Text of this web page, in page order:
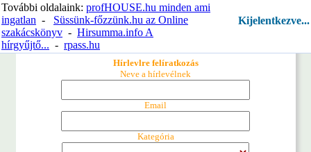
További oldalaink: profHOUSE.hu minden ami
ingatlan - Süssünk-főzzünk.hu az Online
szakácskönyv - Hirsumma.info A
hírgyűjtő... - rpass.hu
Kijelentkezve...
☰
Hírlevlre felíratkozás
Neve a hírlevélnek
Email
Kategória